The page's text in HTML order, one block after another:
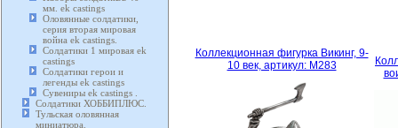
мм. ek castings
Оловянные солдатики,
серия вторая мировая
война ek castings.
Солдатики 1 мировая ek
castings
Солдатики герои и
легенды ek castings
Сувениры ek castings .
Солдатики ХОББИПЛЮС.
Тульская оловянная
миниатюра.
Коллекционная фигурка Викинг, 9-
10 век, артикул: M283